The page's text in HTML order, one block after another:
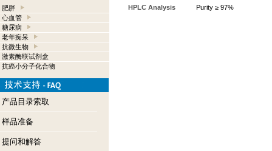
肥胖
心血管
糖尿病
老年痴呆
抗微生物
激素酶联试剂盒
抗癌小分子化合物
产品目录索取
样品准备
提问和解答
HPLC Analysis
Purity ≥ 97%